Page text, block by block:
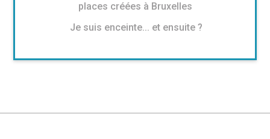
places créées à Bruxelles
Je suis enceinte... et ensuite ?